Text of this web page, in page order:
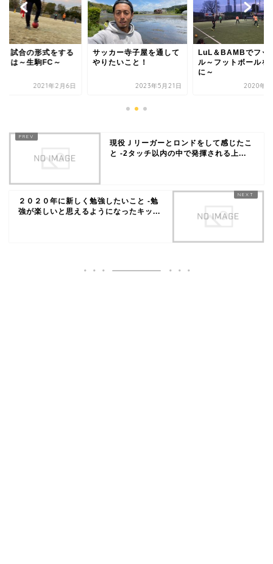
１試合の形式をする
とは～生駒FC～
2021年2月6日
サッカー寺子屋を通して
やりたいこと！
2023年5月21日
LuL＆BAMBでフッ
ル～フットボールを
に～
2020年3
現役Ｊリーガーとロンドをして感じたこ
と -2タッチ以内の中で発揮される上...
２０２０年に新しく勉強したいこと -勉
強が楽しいと思えるようになったキッ...